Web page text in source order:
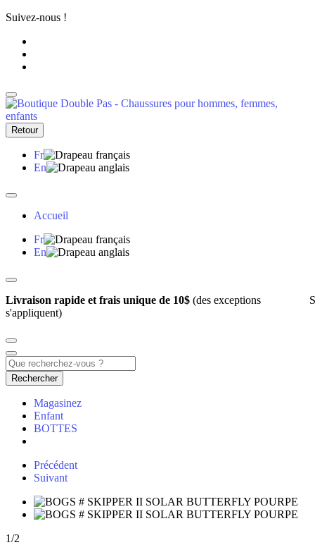
Suivez-nous !
Retour
Fr
En
Accueil
Fr
En
Livraison rapide et frais unique de 10$ (des exceptions
s'appliquent)
Rechercher
Magasinez
Enfant
BOTTES
Précédent
Suivant
1/2